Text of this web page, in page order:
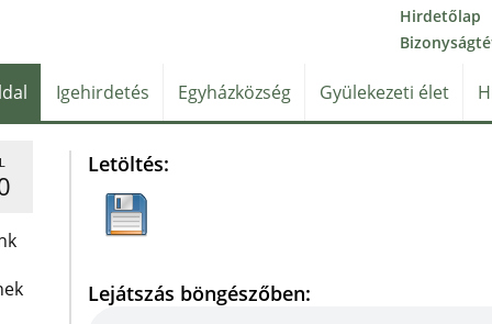
Hirdetőlap
Igehirdetés Egyházközség Gyülekezeti élet
Letöltés:
Lejátszás böngészőben: